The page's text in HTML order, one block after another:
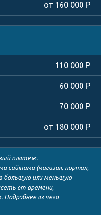
от 160 000 Р
110 000 Р
60 000 Р
70 000 Р
от 180 000 Р
платеж.
сайтами (магазин, портал,
большую или меньшую
от времени,
Подробнее из чего